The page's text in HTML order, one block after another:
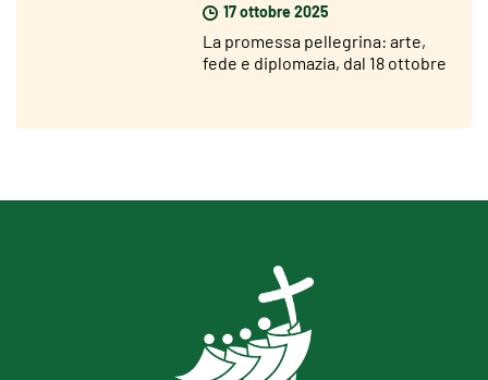
17 ottobre 2025
La promessa pellegrina: arte,
fede e diplomazia, dal 18 ottobre